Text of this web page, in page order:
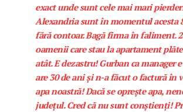
exact unde sunt cele mai mari
Alexandria sunt în momentul acesta
fără contoar. Bagă firma în faliment.
oamenii care stau la apartament
atât. E dezastru! Gurban ca manager
are 30 de ani și n-a făcut o factură în
apa noastră! Dacă se oprește apa,
județul. Cred că nu sunt conștienți!